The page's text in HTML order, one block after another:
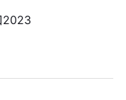
2023